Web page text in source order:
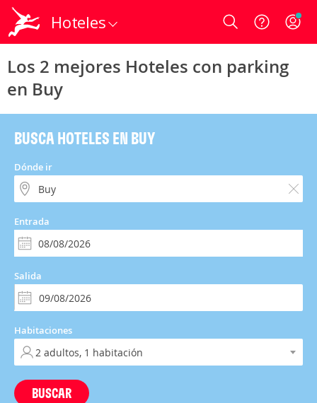
Hoteles Login
Los 2 mejores Hoteles con parking
en Buy
BUSCA HOTELES EN BUY
Dónde ir
Entrada
Salida
Habitaciones
BUSCAR